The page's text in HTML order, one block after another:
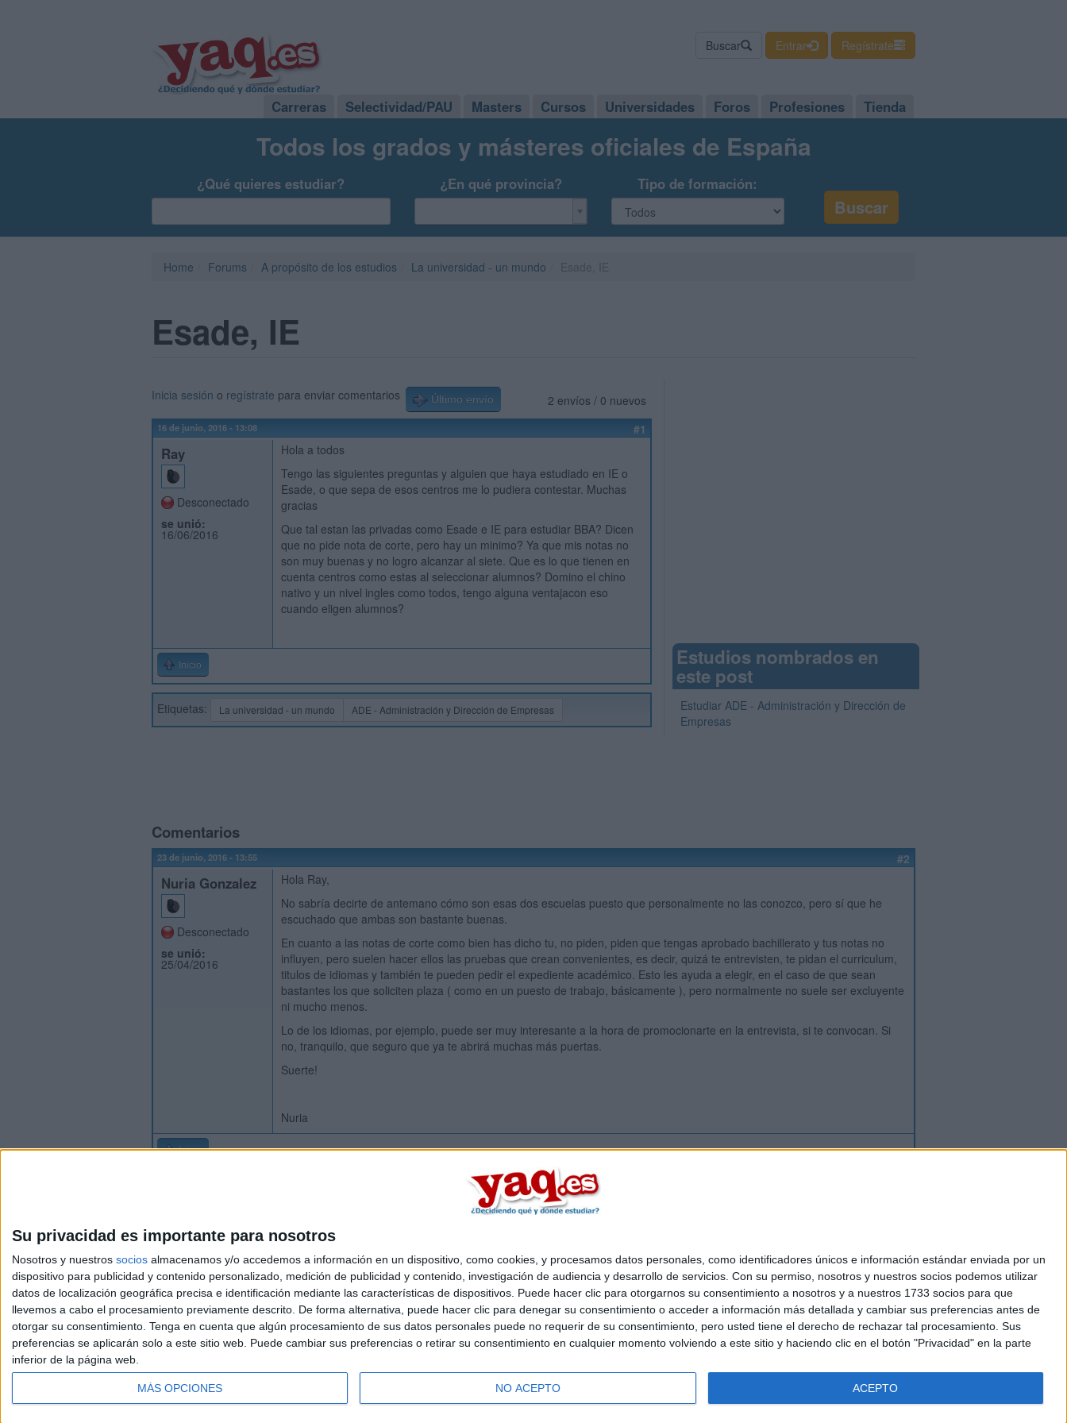
Su privacidad es importante para nosotros
Nosotros y nuestros socios almacenamos y/o accedemos a información en un dispositivo, como cookies, y procesamos datos personales, como identificadores únicos e información estándar enviada por un
dispositivo para publicidad y contenido personalizado, medición de publicidad y contenido, investigación de audiencia y desarrollo de servicios. Con su permiso, nosotros y nuestros socios podemos utilizar
datos de localización geográfica precisa e identificación mediante las características de dispositivos. Puede hacer clic para otorgarnos su consentimiento a nosotros y a nuestros 1733 socios para que
llevemos a cabo el procesamiento previamente descrito. De forma alternativa, puede hacer clic para denegar su consentimiento o acceder a información más detallada y cambiar sus preferencias antes de
otorgar su consentimiento. Tenga en cuenta que algún procesamiento de sus datos personales puede no requerir de su consentimiento, pero usted tiene el derecho de rechazar tal procesamiento. Sus
preferencias se aplicarán solo a este sitio web. Puede cambiar sus preferencias o retirar su consentimiento en cualquier momento volviendo a este sitio y haciendo clic en el botón "Privacidad" en la parte
inferior de la página web.
MÁS OPCIONES NO ACEPTO ACEPTO
Buscar Entrar Regístrate
Carreras Selectividad/PAU Masters Cursos Universidades Foros Profesiones Tienda
Todos los grados y másteres oficiales de España
¿Qué quieres estudiar? ¿En qué provincia? Tipo de formación:
Home Forums A propósito de los estudios La universidad - un mundo
Esade, IE
2 envíos / 0 nuevos
Inicia sesión o regístrate para enviar comentarios Último envío
16 de junio, 2016 - 13:08 #1
Ray
Desconectado
se unió:
16/06/2016
Hola a todos
Tengo las siguientes preguntas y alguien que haya estudiado en IE o
Esade, o que sepa de esos centros me lo pudiera contestar. Muchas
gracias
Que tal estan las privadas como Esade e IE para estudiar BBA? Dicen
que no pide nota de corte, pero hay un minimo? Ya que mis notas no
son muy buenas y no logro alcanzar al siete. Que es lo que tienen en
cuenta centros como estas al seleccionar alumnos? Domino el chino
nativo y un nivel ingles como todos, tengo alguna ventajacon eso
cuando eligen alumnos?
Inicio
Etiquetas: La universidad - un mundo ADE - Administración y Dirección de Empresas
Estudios nombrados en
este post
Estudiar ADE - Administración y Dirección de
Empresas
Comentarios
23 de junio, 2016 - 13:55 #2
Nuria Gonzalez
Desconectado
se unió:
25/04/2016
Hola Ray,
No sabría decirte de antemano cómo son esas dos escuelas puesto que personalmente no las conozco, pero sí que he
escuchado que ambas son bastante buenas.
En cuanto a las notas de corte como bien has dicho tu, no piden, piden que tengas aprobado bachillerato y tus notas no
influyen, pero suelen hacer ellos las pruebas que crean convenientes, es decir, quizá te entrevisten, te pidan el curriculum,
titulos de idiomas y también te pueden pedir el expediente académico. Esto les ayuda a elegir, en el caso de que sean
bastantes los que soliciten plaza ( como en un puesto de trabajo, básicamente ), pero normalmente no suele ser excluyente
ni mucho menos.
Lo de los idiomas, por ejemplo, puede ser muy interesante a la hora de promocionarte en la entrevista, si te convocan. Si
no, tranquilo, que seguro que ya te abrirá muchas más puertas.
Suerte!
Nuria
Inicio Inicia sesiónoregístratepara enviar comentarios
Quiénes somos|Contactar|Anúnciate
Aviso legal|Politica de privacidad|Condiciones generales|Política de cookies
© 2003-2026Compás Mediterráneo S.L.- Diego de León 47 - 28006 Madrid [ESPAÑA] - Tel. +34 91 593 2767